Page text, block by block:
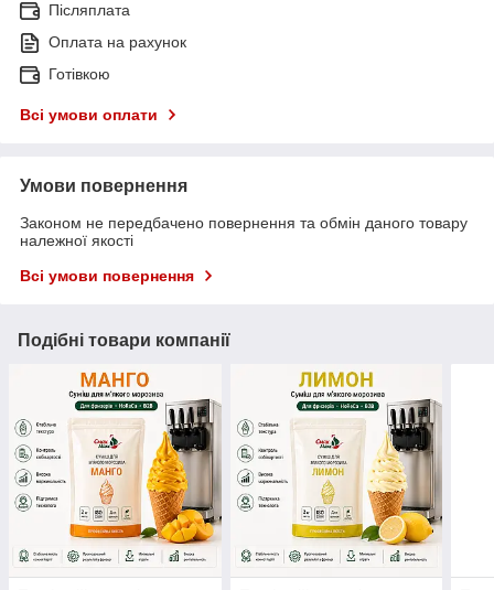
Післяплата
Оплата на рахунок
Готівкою
Всі умови оплати
Умови повернення
Законом не передбачено повернення та обмін даного товару
належної якості
Всі умови повернення
Подібні товари компанії